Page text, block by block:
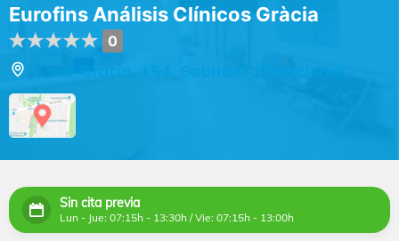
Eurofins Análisis Clínicos Gràcia
0
Calle Gracia, 154, Sabadell (Barcelona)
Sin cita previa
Lun - Jue: 07:15h - 13:30h / Vie: 07:15h - 13:00h